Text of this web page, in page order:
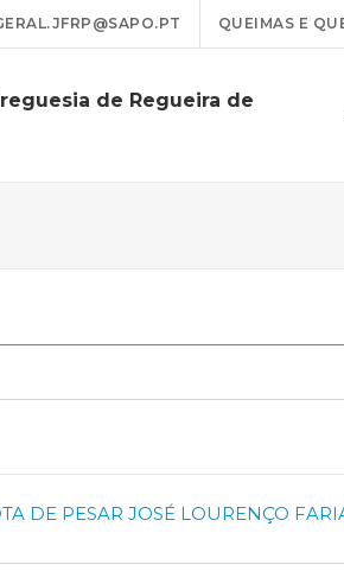
QUEIMAS E
de Regueira de
DE PESAR JOSÉ LOURENÇO